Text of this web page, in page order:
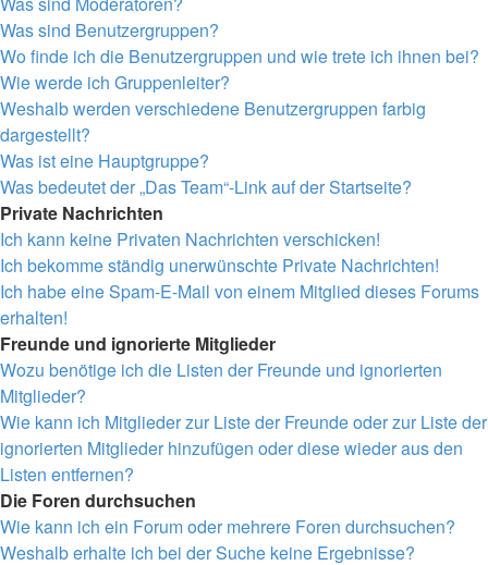
Was sind Benutzergruppen?
Wo finde ich die Benutzergruppen und wie trete ich ihnen bei?
Wie werde ich Gruppenleiter?
Weshalb werden verschiedene Benutzergruppen farbig
dargestellt?
Was ist eine Hauptgruppe?
Was bedeutet der „Das Team“-Link auf der Startseite?
Private Nachrichten
Ich kann keine Privaten Nachrichten verschicken!
Ich bekomme ständig unerwünschte Private Nachrichten!
Ich habe eine Spam-E-Mail von einem Mitglied dieses Forums
erhalten!
Freunde und ignorierte Mitglieder
Wozu benötige ich die Listen der Freunde und ignorierten
Mitglieder?
Wie kann ich Mitglieder zur Liste der Freunde oder zur Liste der
ignorierten Mitglieder hinzufügen oder diese wieder aus den
Listen entfernen?
Die Foren durchsuchen
Wie kann ich ein Forum oder mehrere Foren durchsuchen?
Weshalb erhalte ich bei der Suche keine Ergebnisse?